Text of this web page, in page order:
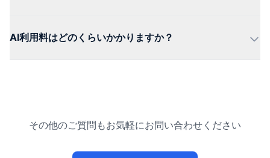
AI利用料はどのくらいかかりますか？
その他のご質問もお気軽にお問い合わせください